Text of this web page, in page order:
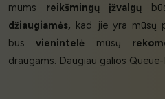
mums reikšmingų įžvalgų
džiaugiamės, kad jie yra mūsų
busvienintelė mūsų
draugams. Daugiau galios Queue-